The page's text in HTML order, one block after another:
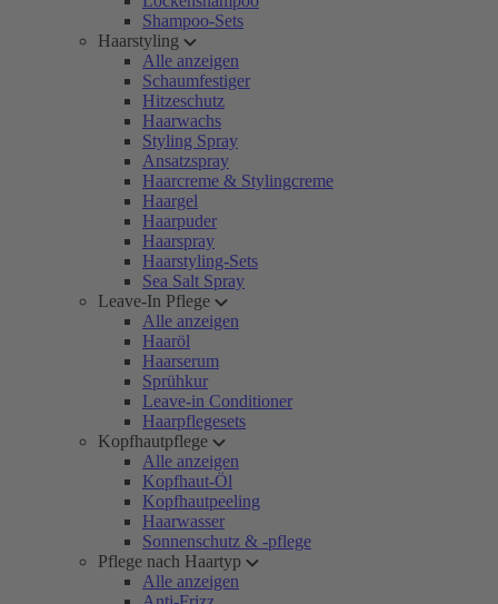
Shampoo-Sets
Haarstyling
Alle anzeigen
Schaumfestiger
Hitzeschutz
Haarwachs
Styling Spray
Ansatzspray
Haarcreme & Stylingcreme
Haargel
Haarpuder
Haarspray
Haarstyling-Sets
Sea Salt Spray
Leave-In Pflege
Alle anzeigen
Haaröl
Haarserum
Sprühkur
Leave-in Conditioner
Haarpflegesets
Kopfhautpflege
Alle anzeigen
Kopfhaut-Öl
Kopfhautpeeling
Haarwasser
Sonnenschutz & -pflege
Pflege nach Haartyp
Alle anzeigen